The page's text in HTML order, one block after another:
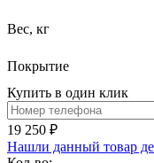
Вес, кг
Покрытие
Купить в один клик
19 250 ₽
Нашли данный товар